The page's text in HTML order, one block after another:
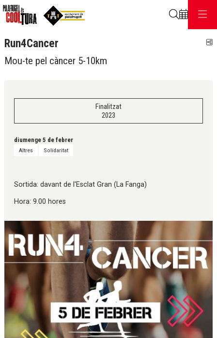
Run4Cancer
Mou-te pel càncer 5-10km
Finalitzat
2023
diumenge 5 de febrer
Altres Solidaritat
Sortida: davant de l'Esclat Gran (La Fanga)
Hora: 9.00 hores